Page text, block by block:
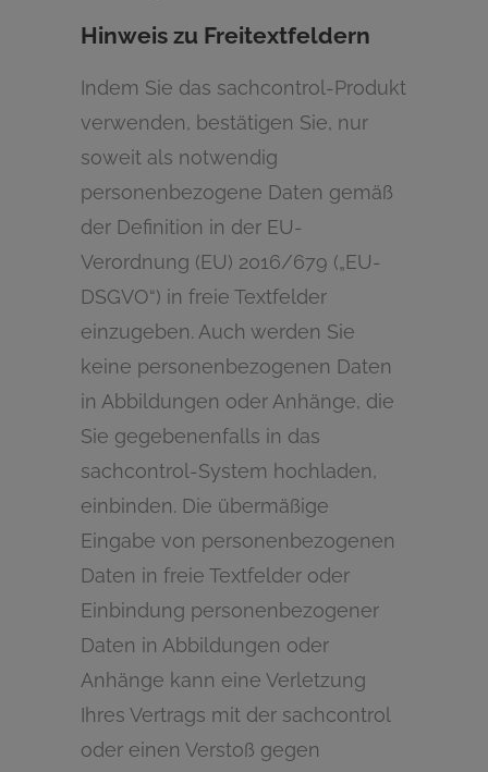
Hinweis zu Freitextfeldern
Indem Sie das sachcontrol-Produkt
verwenden, bestätigen Sie, nur
soweit als notwendig
personenbezogene Daten gemäß
der Definition in der EU-
Verordnung (EU) 2016/679 („EU-
DSGVO“) in freie Textfelder
einzugeben. Auch werden Sie
keine personenbezogenen Daten
in Abbildungen oder Anhänge, die
Sie gegebenenfalls in das
sachcontrol-System hochladen,
einbinden. Die übermäßige
Eingabe von personenbezogenen
Daten in freie Textfelder oder
Einbindung personenbezogener
Daten in Abbildungen oder
Anhänge kann eine Verletzung
Ihres Vertrags mit der sachcontrol
oder einen Verstoß gegen